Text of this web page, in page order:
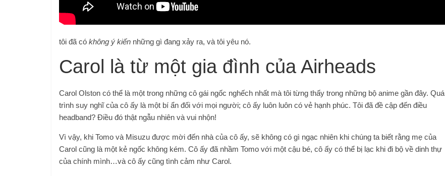
tôi đã có không ý kiến những gì đang xảy ra, và tôi yêu nó.
Carol là từ một gia đình của Airheads
Carol Olston có thể là một trong những cô gái ngốc nghếch nhất mà tôi từng thấy trong những bộ anime gần đây. Quá
trình suy nghĩ của cô ấy là một bí ẩn đối với mọi người; cô ấy luôn luôn có vẻ hạnh phúc. Tôi đã đề cập đến điều
headband? Điều đó thật ngẫu nhiên và vui nhộn!
Vì vậy, khi Tomo và Misuzu được mời đến nhà của cô ấy, sẽ không có gì ngạc nhiên khi chúng ta biết rằng mẹ của
Carol cũng là một kẻ ngốc không kém. Cô ấy đã nhầm Tomo với một cậu bé, cô ấy có thể bị lạc khi đi bộ về dinh thự
của chính mình…và cô ấy cũng tình cảm như Carol.